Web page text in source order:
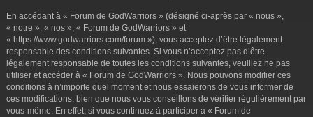
En accédant à « Forum de GodWarriors » (désigné ci-après par « nous »,
« notre », « nos », « Forum de GodWarriors » et
« https://www.godwarriors.com/forum »), vous acceptez d’être légalement
responsable des conditions suivantes. Si vous n’acceptez pas d’être
légalement responsable de toutes les conditions suivantes, veuillez ne pas
utiliser et accéder à « Forum de GodWarriors ». Nous pouvons modifier ces
conditions à n’importe quel moment et nous essaierons de vous informer de
ces modifications, bien que nous vous conseillons de vérifier régulièrement par
vous-même. En effet, si vous continuez à participer à « Forum de